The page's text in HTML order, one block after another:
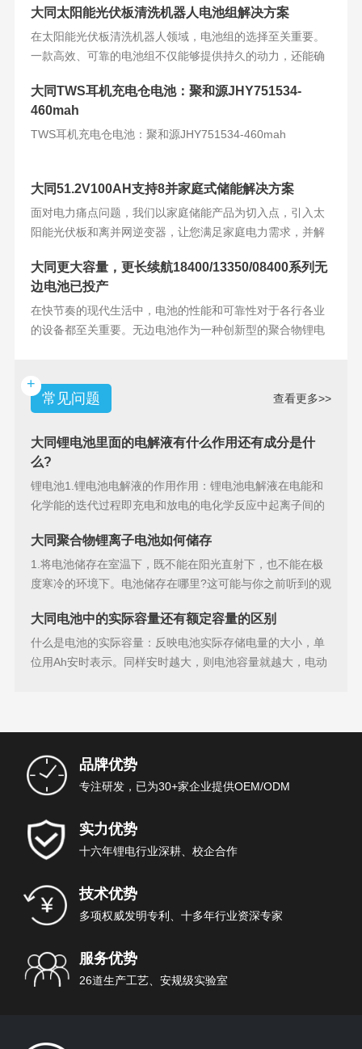
大同太阳能光伏板清洗机器人电池组解决方案
在太阳能光伏板清洗机器人领域，电池组的选择至关重要。
一款高效、可靠的电池组不仅能够提供持久的动力，还能确
大同TWS耳机充电仓电池：聚和源JHY751534-
460mah
TWS耳机充电仓电池：聚和源JHY751534-460mah
大同51.2V100AH支持8并家庭式储能解决方案
面对电力痛点问题，我们以家庭储能产品为切入点，引入太
阳能光伏板和离并网逆变器，让您满足家庭电力需求，并解
大同更大容量，更长续航18400/13350/08400系列无
边电池已投产
在快节奏的现代生活中，电池的性能和可靠性对于各行各业
的设备都至关重要。无边电池作为一种创新型的聚合物锂电
+
常见问题
查看更多>>
大同锂电池里面的电解液有什么作用还有成分是什
么?
锂电池1.锂电池电解液的作用作用：锂电池电解液在电能和
化学能的迭代过程即充电和放电的电化学反应中起离子间的
大同聚合物锂离子电池如何储存
1.将电池储存在室温下，既不能在阳光直射下，也不能在极
度寒冷的环境下。电池储存在哪里?这可能与你之前听到的观
大同电池中的实际容量还有额定容量的区别
什么是电池的实际容量：反映电池实际存储电量的大小，单
位用Ah安时表示。同样安时越大，则电池容量就越大，电动
品牌优势
专注研发，已为30+家企业提供OEM/ODM
实力优势
十六年锂电行业深耕、校企合作
技术优势
多项权威发明专利、十多年行业资深专家
服务优势
26道生产工艺、安规级实验室